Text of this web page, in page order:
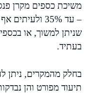
משיכת כספים מקרן
– עד 35%
שניתן למשוך, או
בעתיד.
בחלק מהמקרים, ניתן
תיעוד מפורט והן